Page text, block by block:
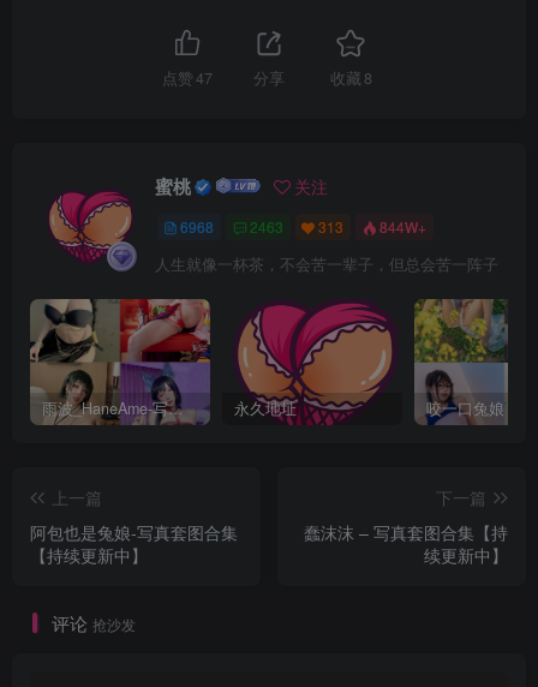
点赞47 分享 收藏 8
蜜桃 关注
6968 2463 313 844W+
人生就像一杯茶，不会苦一辈子，但总会苦一阵子
雨波_HaneAme-写真套图合集【持续更新中】 永久地址
上一篇
阿包也是兔娘-写真套图合集
【持续更新中】
下一篇
蠢沫沫 – 写真套图合集【持
续更新中】
评论 抢沙发